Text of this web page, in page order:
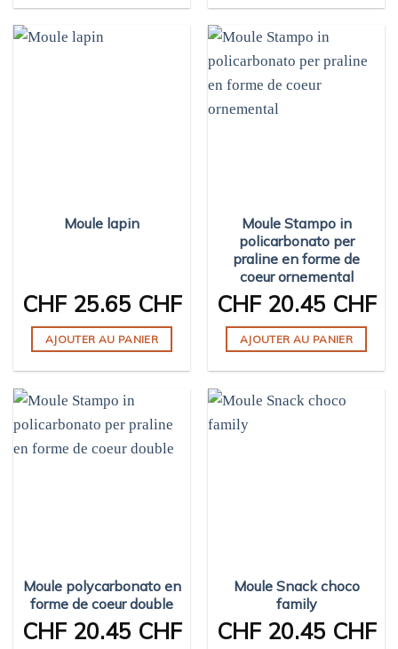
Moule lapin
CHF25.65 CHF
AJOUTER AU PANIER
Moule Stampo in
policarbonato per
praline en forme de
coeur ornemental
CHF20.45 CHF
AJOUTER AU PANIER
Moule polycarbonato en
forme de coeur double
CHF20.45 CHF
Moule Snack choco
family
CHF20.45 CHF